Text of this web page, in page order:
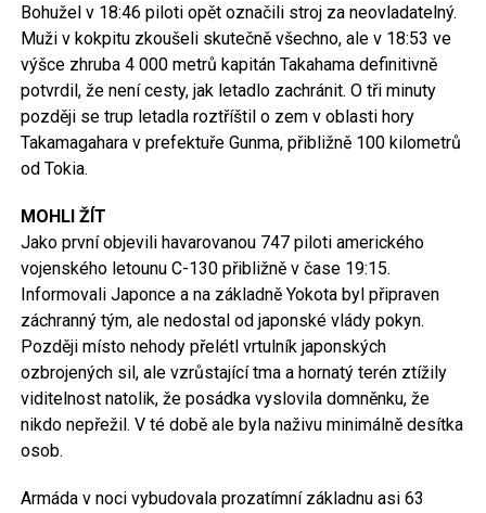
Bohužel v 18:46 piloti opět označili stroj za neovladatelný.
Muži v kokpitu zkoušeli skutečně všechno, ale v 18:53 ve
výšce zhruba 4 000 metrů kapitán Takahama definitivně
potvrdil, že není cesty, jak letadlo zachránit. O tři minuty
později se trup letadla roztříštil o zem v oblasti hory
Takamagahara v prefektuře Gunma, přibližně 100 kilometrů
od Tokia.
MOHLI ŽÍT
Jako první objevili havarovanou 747 piloti amerického
vojenského letounu C-130 přibližně v čase 19:15.
Informovali Japonce a na základně Yokota byl připraven
záchranný tým, ale nedostal od japonské vlády pokyn.
Později místo nehody přelétl vrtulník japonských
ozbrojených sil, ale vzrůstající tma a hornatý terén ztížily
viditelnost natolik, že posádka vyslovila domněnku, že
nikdo nepřežil. V té době ale byla naživu minimálně desítka
osob.
Armáda v noci vybudovala prozatímní základnu asi 63